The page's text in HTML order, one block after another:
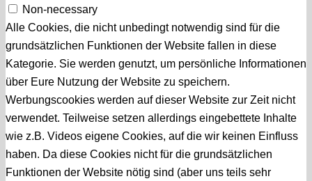
Non-necessary
Alle Cookies, die nicht unbedingt notwendig sind für die
grundsätzlichen Funktionen der Website fallen in diese
Kategorie. Sie werden genutzt, um persönliche Informationen
über Eure Nutzung der Website zu speichern.
Werbungscookies werden auf dieser Website zur Zeit nicht
verwendet. Teilweise setzen allerdings eingebettete Inhalte
wie z.B. Videos eigene Cookies, auf die wir keinen Einfluss
haben. Da diese Cookies nicht für die grundsätzlichen
Funktionen der Website nötig sind (aber uns teils sehr